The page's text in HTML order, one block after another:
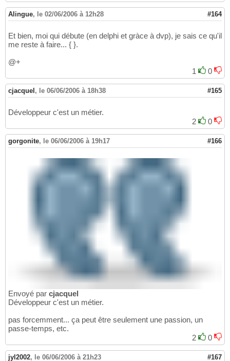
Alingue, le 02/06/2006 à 12h28 #164
Et bien, moi qui débute (en delphi et gràce à dvp), je sais ce qu'il
me reste à faire... { }.
@+
1
0
cjacquel , le 06/06/2006 à 18h38 #165
Développeur c'est un métier.
2
0
gorgonite, le 06/06/2006 à 19h17 #166
Envoyé par cjacquel
Développeur c'est un métier.
pas forcemment... ça peut être seulement une passion, un
passe-temps, etc.
2
0
jyl2002, le 06/06/2006 à 21h23 #167